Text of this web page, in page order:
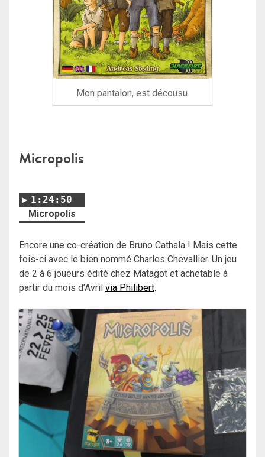
Mon pantalon, est décousu.
Micropolis
1:24:50
Micropolis
Encore une co-création de Bruno Cathala ! Mais cette
fois-ci avec le bien nommé Charles Chevallier. Un jeu
de 2 à 6 joueurs édité chez Matagot et achetable à
partir du mois d’Avril via Philibert.